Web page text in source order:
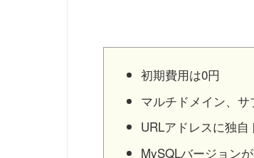
初期費用は0円
マルチドメイン、
URLアドレスに独
MySQLバージョン